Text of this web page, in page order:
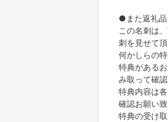
●また返礼品
この名刺は
刺を見せて頂
何かしらの
特典がある
み取って確
特典内容は
確認お願い
特典の受け